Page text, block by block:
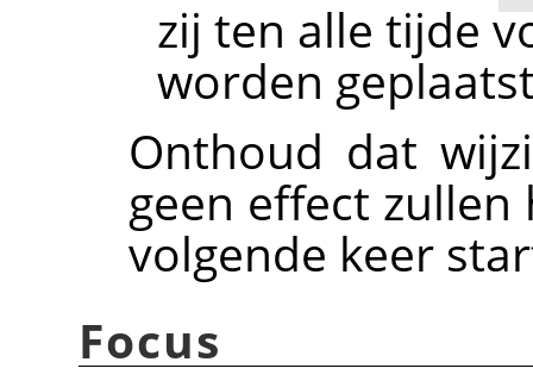
zij ten alle tijde
worden
Onthoud dat
geen effect
volgende keer
Focus